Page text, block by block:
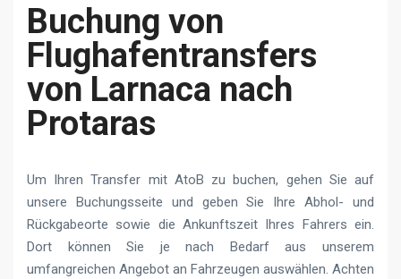
Buchung von
Flughafentransfers
von Larnaca nach
Protaras
Um Ihren Transfer mit AtoB zu buchen, gehen Sie auf
unsere Buchungsseite und geben Sie Ihre Abhol- und
Rückgabeorte sowie die Ankunftszeit Ihres Fahrers ein.
Dort können Sie je nach Bedarf aus unserem
umfangreichen Angebot an Fahrzeugen auswählen. Achten